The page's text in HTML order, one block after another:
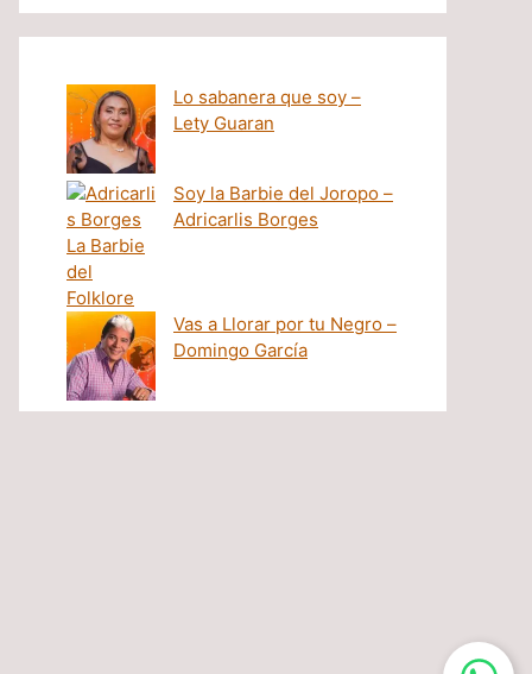
Lo sabanera que soy –
Lety Guaran
Soy la Barbie del Joropo –
Adricarlis Borges
Vas a Llorar por tu Negro –
Domingo García